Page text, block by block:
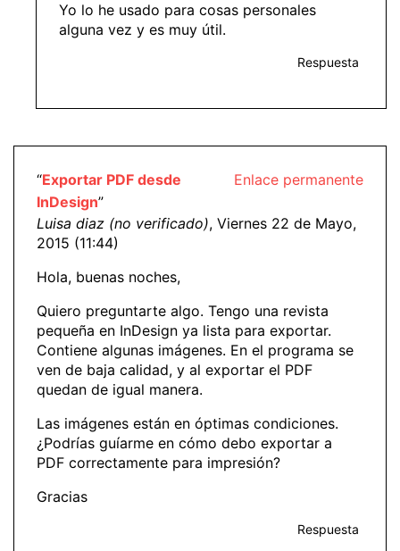
Yo lo he usado para cosas personales
alguna vez y es muy útil.
Respuesta
Enlace permanente
“Exportar PDF desde
InDesign”
Luisa diaz (no verificado), Viernes 22 de Mayo,
2015 (11:44)
Hola, buenas noches,
Quiero preguntarte algo. Tengo una revista
pequeña en InDesign ya lista para exportar.
Contiene algunas imágenes. En el programa se
ven de baja calidad, y al exportar el PDF
quedan de igual manera.
Las imágenes están en óptimas condiciones.
¿Podrías guíarme en cómo debo exportar a
PDF correctamente para impresión?
Gracias
Respuesta